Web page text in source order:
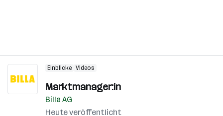
Einblicke Videos
Marktmanager:in
Billa AG
Heute veröffentlicht